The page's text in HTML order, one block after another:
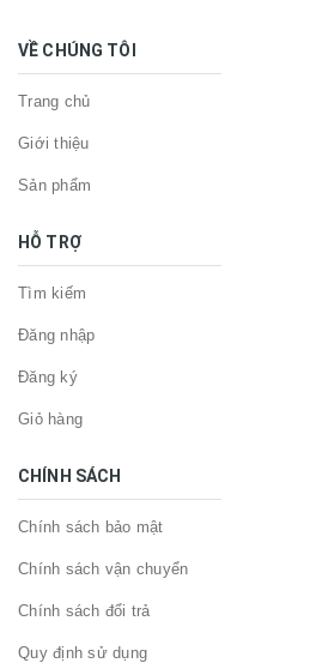
VỀ CHÚNG TÔI
Trang chủ
Giới thiệu
Sản phẩm
HỖ TRỢ
Tìm kiếm
Đăng nhập
Đăng ký
Giỏ hàng
CHÍNH SÁCH
Chính sách bảo mật
Chính sách vận chuyển
Chính sách đổi trả
Quy định sử dụng